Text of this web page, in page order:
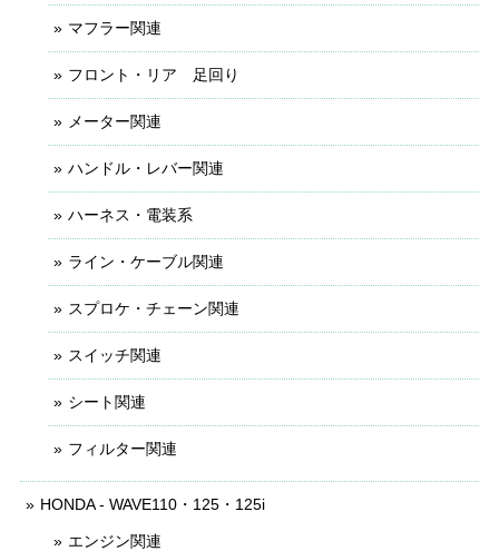
マフラー関連
フロント・リア 足回り
メーター関連
ハンドル・レバー関連
ハーネス・電装系
ライン・ケーブル関連
スプロケ・チェーン関連
スイッチ関連
シート関連
フィルター関連
HONDA - WAVE110・125・125i
エンジン関連